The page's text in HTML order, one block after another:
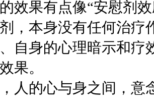
效果有点像“安慰剂
，本身没有任何治疗
自身的心理暗示和
果。
人的心与身之间，意